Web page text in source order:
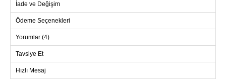
beden örneğidir. Her mevsim şıklığınızı tamamlayacak bu 2'li
set, gardırobunuzun vazgeçilmezi olacak.
TUNİK BEDEN ÖLÇÜLERİ
Beden
40
100
76
42
104
76
İade ve Değişim
Ödeme Seçenekleri
Yorumlar (4)
Tavsiye Et
Hızlı Mesaj